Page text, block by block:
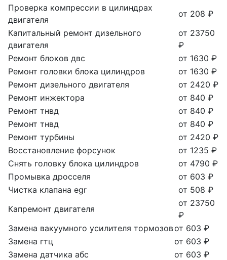
Проверка компрессии в цилиндрах
двигателя
от 208 ₽
Капитальный ремонт дизельного
двигателя
от 23750
₽
Ремонт блоков двс
от 1630 ₽
Ремонт головки блока цилиндров
от 1630 ₽
Ремонт дизельного двигателя
от 2420 ₽
Ремонт инжектора
от 840 ₽
Ремонт тнвд
от 840 ₽
Ремонт тнвд
от 840 ₽
Ремонт турбины
от 2420 ₽
Восстановление форсунок
от 1235 ₽
Снять головку блока цилиндров
от 4790 ₽
Промывка дросселя
от 603 ₽
Чистка клапана egr
от 508 ₽
Капремонт двигателя
от 23750
₽
Замена вакуумного усилителя тормозовот 603 ₽
Замена гтц
от 603 ₽
Замена датчика абс
от 603 ₽